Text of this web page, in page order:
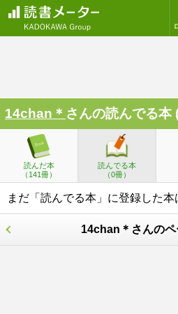
14chan＊ さんの読んでる本
読んだ本
（141冊）
読んでる本
（0冊）
まだ「読んでる本」に登録した本
14chan＊さんのペ